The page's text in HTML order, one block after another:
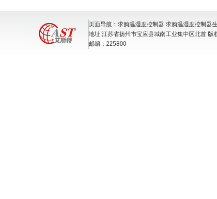
页面导航：求购温湿度控制器 求购温湿度控制器
地址:江苏省扬州市宝应县城南工业集中区北首 版
邮编：225800